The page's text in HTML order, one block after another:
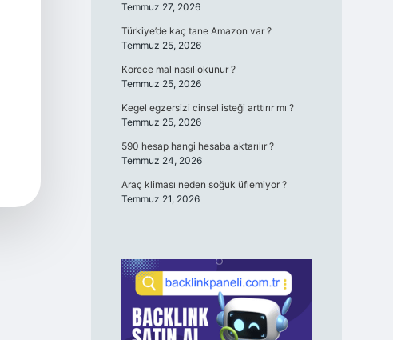
Temmuz 27, 2026
Türkiye’de kaç tane Amazon var ?
Temmuz 25, 2026
Korece mal nasıl okunur ?
Temmuz 25, 2026
Kegel egzersizi cinsel isteği arttırır mı ?
Temmuz 25, 2026
590 hesap hangi hesaba aktarılır ?
Temmuz 24, 2026
Araç kliması neden soğuk üflemiyor ?
Temmuz 21, 2026